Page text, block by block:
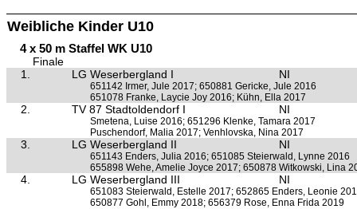
Weibliche Kinder U10
4 x 50 m Staffel WK U10
Finale
1.
LG Weserbergland I NI
651142 Irmer, Jule 2017; 650881 Gericke, Jule 2016
651078 Franke, Laycie Joy 2016; Kühn, Ella 2017
2. TV 87 Stadtoldendorf I NI
Smetena, Luise 2016; 651296 Klenke, Tamara 2017
Puschendorf, Malia 2017; Venhlovska, Nina 2017
3. LG Weserbergland II NI
651143 Enders, Julia 2016; 651085 Steierwald, Lynne 2016
655898 Wehe, Amelie Joyce 2017; 650878 Witkowski, Lina
4. LG Weserbergland III NI
651083 Steierwald, Estelle 2017; 652865 Enders, Leonie
650877 Gohl, Emmy 2018; 656379 Rose, Enna Frida 2019